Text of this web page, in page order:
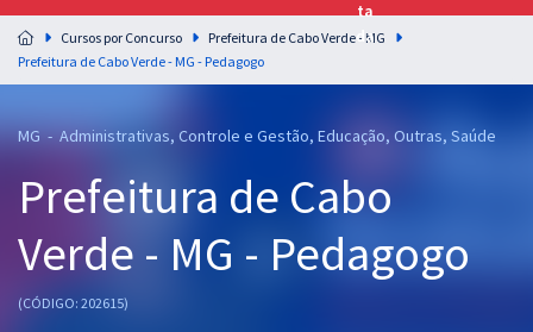
Preparação completa e intensiva para as principais
residências em saúde do Brasil
Cursos 20% OFF
Pós
Graduação
Cursos por Concurso
Prefeitura de Cabo Verde - MG
Prefeitura de Cabo Verde - MG - Pedagogo
MG - Administrativas, Controle e Gestão, Educação, Outras, Saúde
Prefeitura de Cabo
Verde - MG - Pedagogo
(CÓDIGO: 202615)